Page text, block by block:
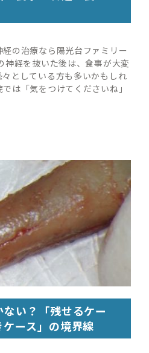
の治療なら陽光台ファミリー
神経を抜いた後は、食事が大変
としている方も多いかもしれ
は「気をつけてくださいね」
い？「残せるケー
ース」の境界線